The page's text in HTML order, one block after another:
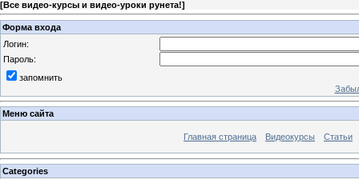
[Все видео-курсы и видео-уроки рунета!]
Форма входа
Логин:
Пароль:
запомнить
Меню сайта
Главная страница Видеокурсы Статьи
Categories